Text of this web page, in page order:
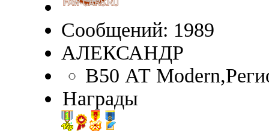
Сообщений: 1989
АЛЕКСАНДР
B50 АТ
Награды